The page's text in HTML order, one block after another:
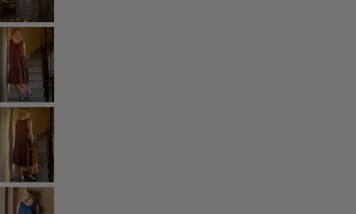
Inredning
Nyheter
All inredning
Gardiner
Kuddar & kuddfodral
Mattor
Frotté
Böcker
Tidigare favoriter